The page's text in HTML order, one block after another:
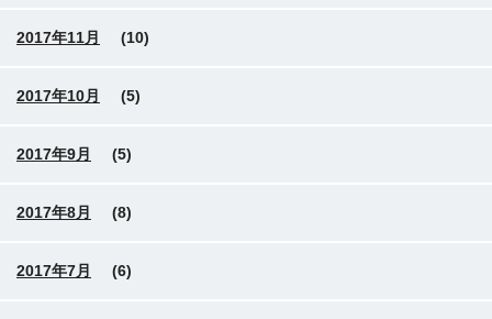
2017年11月 (10)
2017年10月 (5)
2017年9月 (5)
2017年8月 (8)
2017年7月 (6)